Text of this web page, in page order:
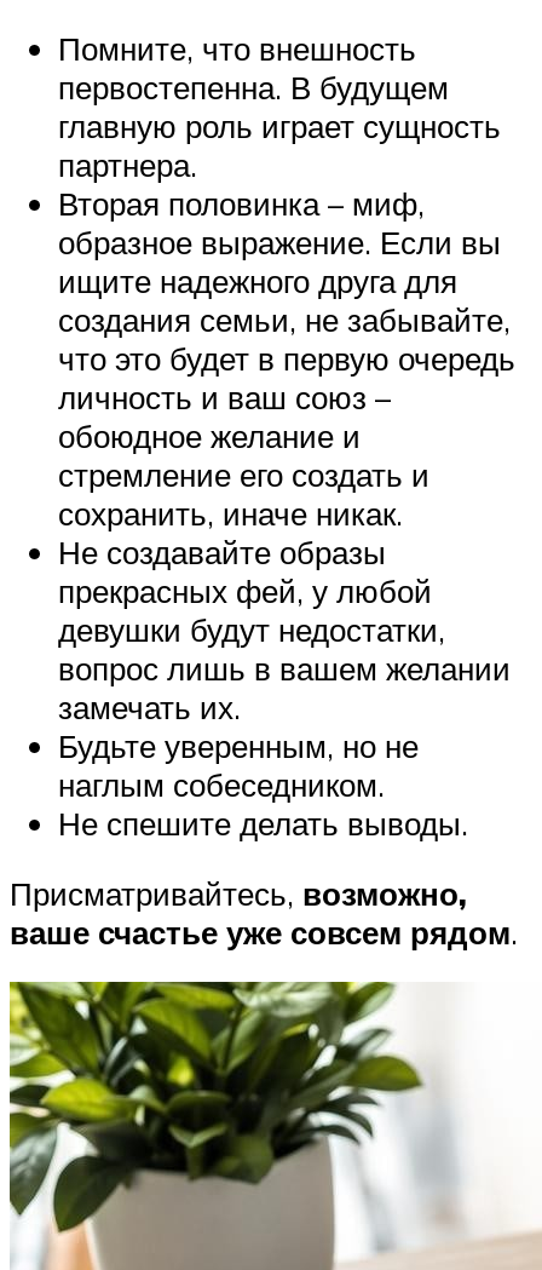
Помните, что внешность
первостепенна. В будущем
главную роль играет сущность
партнера.
Вторая половинка – миф,
образное выражение. Если вы
ищите надежного друга для
создания семьи, не забывайте,
что это будет в первую очередь
личность и ваш союз –
обоюдное желание и
стремление его создать и
сохранить, иначе никак.
Не создавайте образы
прекрасных фей, у любой
девушки будут недостатки,
вопрос лишь в вашем желании
замечать их.
Будьте уверенным, но не
наглым собеседником.
Не спешите делать выводы.
Присматривайтесь, возможно,
ваше счастье уже совсем рядом.